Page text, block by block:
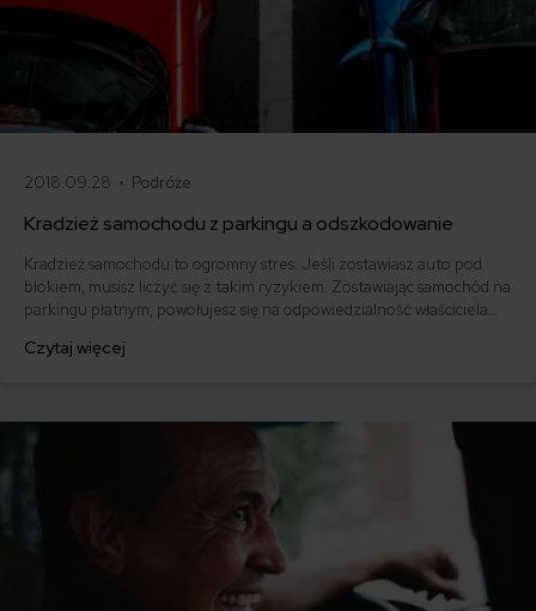
2018.09.28 • Podróże
Kradzież samochodu z parkingu a odszkodowanie
Kradzież samochodu to ogromny stres. Jeśli zostawiasz auto pod
blokiem, musisz liczyć się z takim ryzykiem. Zostawiając samochód na
parkingu płatnym, powołujesz się na odpowiedzialność właściciela
oczywiste! Twoje prawo do odszkodowania za kradzież samochodu z
Czytaj więcej